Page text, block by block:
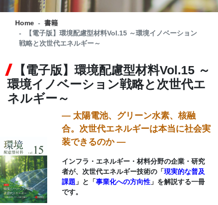
COMPANY
Q&A
SITE MAP
CONTACT
Home
書籍
【電子版】環境配慮型材料Vol.15 ～環境イノベーション
戦略と次世代エネルギー～
【電子版】環境配慮型材料Vol.15 ～
環境イノベーション戦略と次世代エ
ネルギー～
― 太陽電池、グリーン水素、核融
合。次世代エネルギーは本当に社会実
装できるのか ―
インフラ・エネルギー・材料分野の企業・研究
者が、次世代エネルギー技術の「現実的な普及
課題 」と「事業化への方向性 」を解説する一冊
です。